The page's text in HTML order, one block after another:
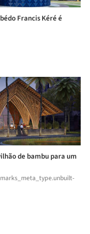
Francis Kéré é
de bambu para um